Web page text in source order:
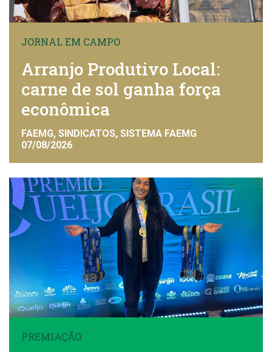
JORNAL EM CAMPO
Arranjo Produtivo Local:
carne de sol ganha força
econômica
FAEMG, SINDICATOS, SISTEMA FAEMG
07/08/2026
PREMIAÇÃO